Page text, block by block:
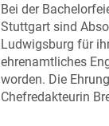
Bei der
Stuttgart sind
Ludwigsburg für
ehrenamtliches
worden. Die
Chefredakteurin